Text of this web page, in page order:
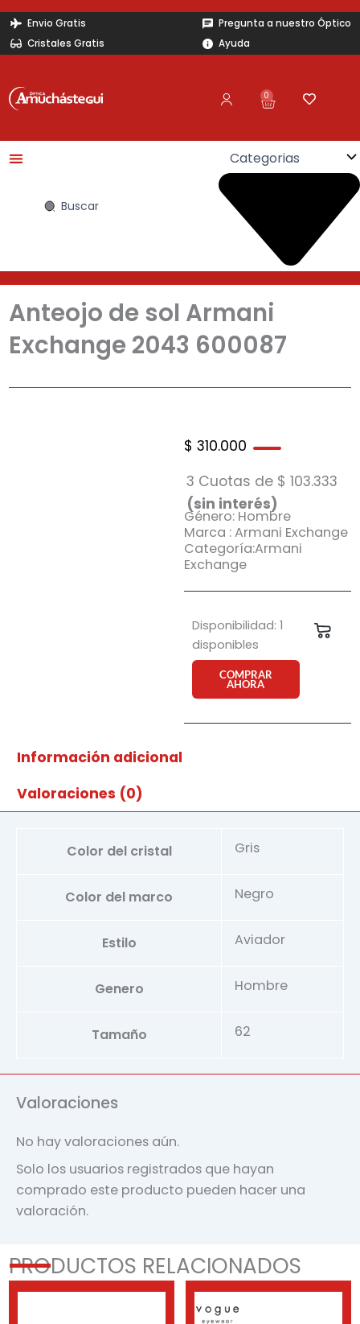
Ir
contenido
Envio Gratis
Cristales Gratis
Pregunta a nuestro Óptico
Ayuda
0
Carrito
Search
Anteojo de sol Armani
Exchange 2043 600087
$ 310.000
3 Cuotas de $ 103.333
(sin interés)
Género: Hombre
Marca : Armani Exchange
Categoría:Armani
Exchange
Disponibilidad: 1
disponibles
Anteojo
de
Armani
Exchange
2043
600087
COMPRAR
AHORA
Información adicional
Valoraciones (0)
Color del cristal Gris
Color del marco Negro
Estilo Aviador
Genero Hombre
Tamaño 62
Valoraciones
No hay valoraciones aún.
Solo los usuarios registrados que hayan
comprado este producto pueden hacer una
valoración.
PRODUCTOS RELACIONADOS